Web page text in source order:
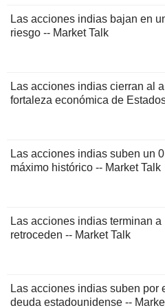
Las acciones indias bajan en
riesgo -- Market Talk
Las acciones indias cierran al
fortaleza económica de
Las acciones indias suben un
máximo histórico -- Market Talk
Las acciones indias terminan
retroceden -- Market Talk
Las acciones indias suben por
deuda estadounidense --